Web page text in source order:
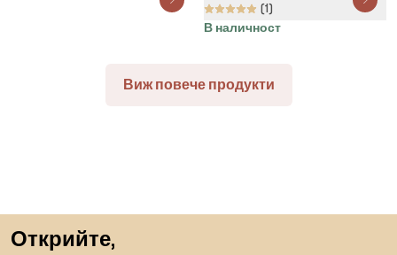
(1)
В наличност
Виж повече продукти
Открийте,